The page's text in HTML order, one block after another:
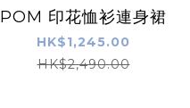
POM 印花恤衫連身裙
HK$1,245.00
HK$2,490.00